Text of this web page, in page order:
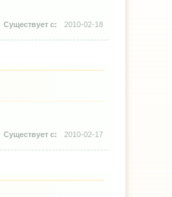
2010-02-18
2010-02-17